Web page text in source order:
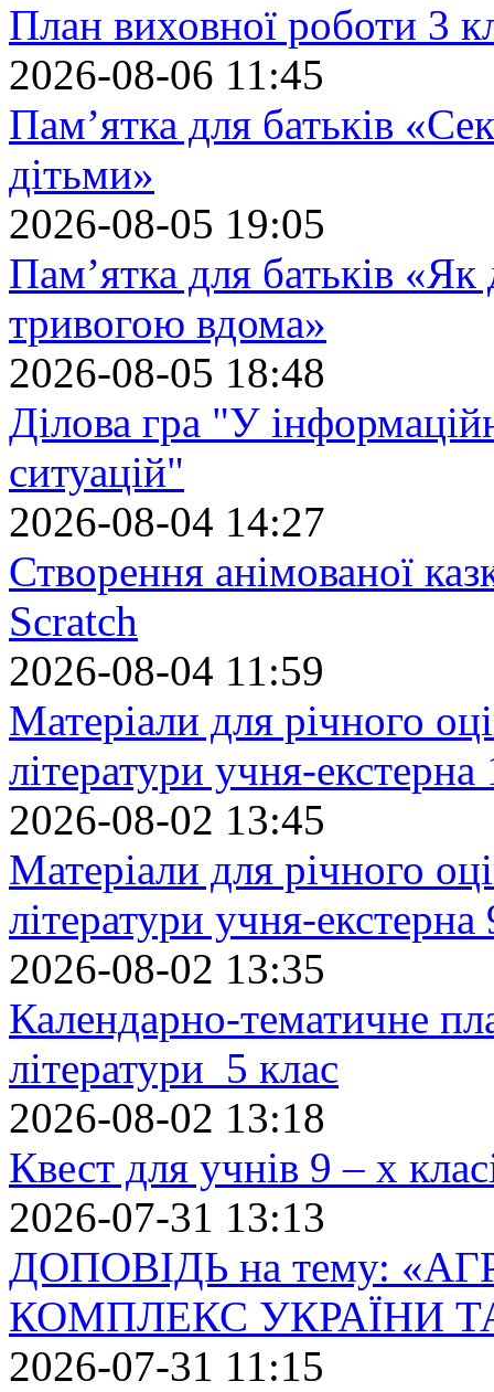
План виховної роботи 3
2026-08-06 11:45
Пам’ятка для батьків
дітьми»
2026-08-05 19:05
Пам’ятка для батьків
тривогою вдома»
2026-08-05 18:48
Ділова гра "У
ситуацій"
2026-08-04 14:27
Створення анімованої
Scratch
2026-08-04 11:59
Матеріали для річного
літератури учня-екстерна
2026-08-02 13:45
Матеріали для річного
літератури учня-екстерна
2026-08-02 13:35
Календарно-тематичне
літератури 5 клас
2026-08-02 13:18
Квест для учнів 9 – х
2026-07-31 13:13
ДОПОВІДЬ на тему:
КОМПЛЕКС УКРАЇНИ
2026-07-31 11:15